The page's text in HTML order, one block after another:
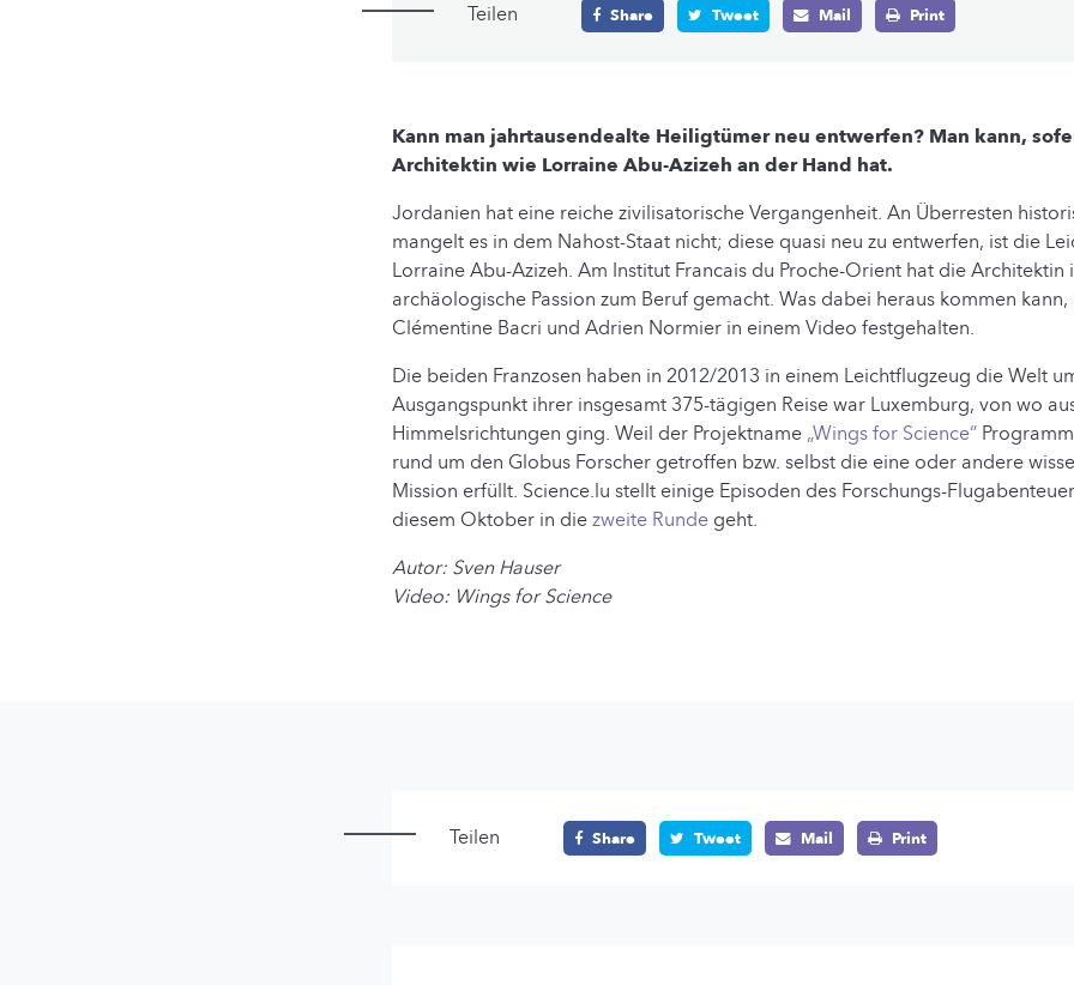
Teilen Share Tweet Mail Print
Kann man jahrtausendealte Heiligtümer neu entwerfen? Man kann,
Architektin wie Lorraine Abu-Azizeh an der Hand hat.
Jordanien hat eine reiche zivilisatorische Vergangenheit. An Überresten
mangelt es in dem Nahost-Staat nicht; diese quasi neu zu entwerfen, ist die
Lorraine Abu-Azizeh. Am Institut Francais du Proche-Orient hat die Architektin
archäologische Passion zum Beruf gemacht. Was dabei heraus kommen kann,
Clémentine Bacri und Adrien Normier in einem Video festgehalten.
Die beiden Franzosen haben in 2012/2013 in einem Leichtflugzeug die Welt
Ausgangspunkt ihrer insgesamt 375-tägigen Reise war Luxemburg, von wo
Himmelsrichtungen ging. Weil der Projektname „Wings for Science“
rund um den Globus Forscher getroffen bzw. selbst die eine oder andere
Mission erfüllt. Science.lu stellt einige Episoden des Forschungs-
diesem Oktober in diezweite Runde geht.
Autor: Sven Hauser
Video: Wings for Science
Teilen Share Tweet Mail Print